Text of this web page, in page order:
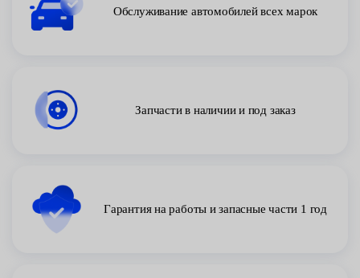
Обслуживание автомобилей всех марок
Запчасти в наличии и под заказ
Гарантия на работы и запасные части 1 год